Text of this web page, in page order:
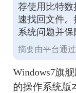
荐使用比特
速找回文件
系统问题并保
摘要由平台通
Windows7旗
的操作系统版